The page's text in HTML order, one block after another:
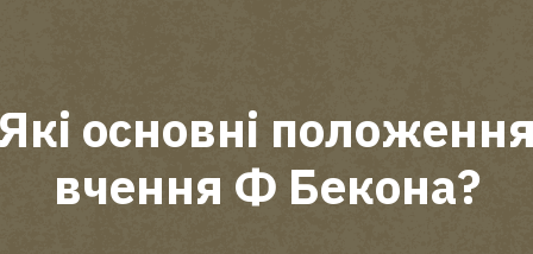
Які основні
вчення Ф Бекона?